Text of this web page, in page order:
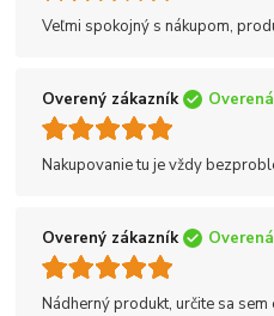
Veľmi spokojný s nákupom,
Overený zákazník
Nakupovanie tu je vždy
Overený zákazník
Nádherný produkt, určite sa sem